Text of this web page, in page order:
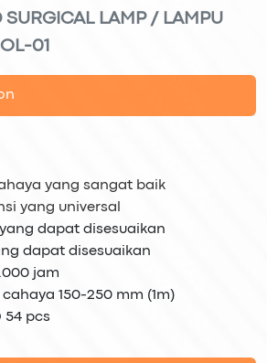
SURGICAL LAMP / LAMPU
01
yang sangat baik
yang universal
dapat disesuaikan
dapat disesuaikan
jam
150-250 mm (1m)
54 pcs